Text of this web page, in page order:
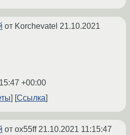
от Korchevatel 21.10.2021
+00:00
Ссылка
от ox55ff21.10.2021 11:15:47